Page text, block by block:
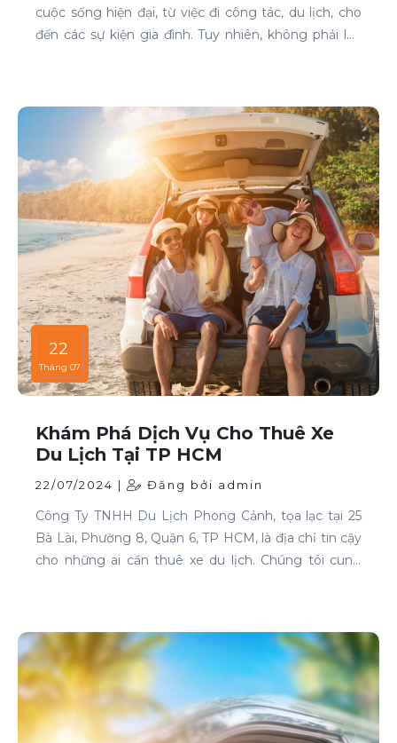
cuộc sống hiện đại, từ việc đi công tác, du lịch, cho
đến các sự kiện gia đình. Tuy nhiên, không phải lúc
cao điểm khi thuê xe ô tô và những lưu ý để thuê xe
một cách thông minh và tiết kiệm.
22
Tháng 07
Khám Phá Dịch Vụ Cho Thuê Xe
Du Lịch Tại TP HCM
22/07/2024 | Đăng bởi admin
Công Ty TNHH Du Lịch Phong Cảnh, tọa lạc tại 25
Bà Lài, Phường 8, Quận 6, TP HCM, là địa chỉ tin cậy
cho những ai cần thuê xe du lịch. Chúng tôi cung